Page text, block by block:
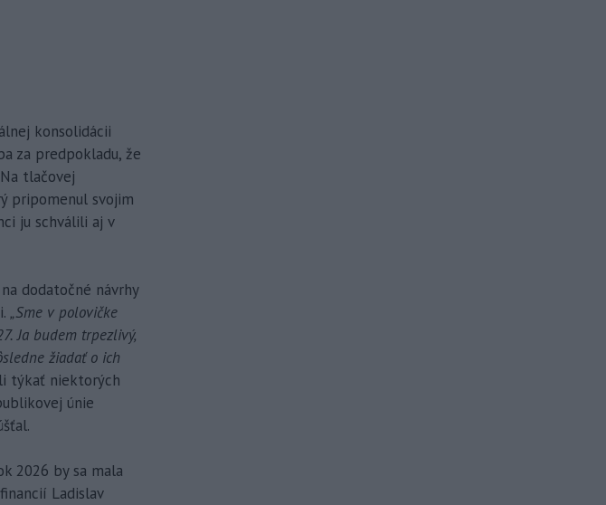
konsolidácii
za predpokladu, že
tlačovej
pripomenul svojim
ju schválili aj v
dodatočné návrhy
„Sme v polovičke
Ja budem trpezlivý,
žiadať o ich
týkať niektorých
únie
2026 by sa mala
Ladislav